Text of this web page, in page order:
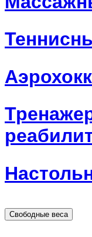
Свободные веса